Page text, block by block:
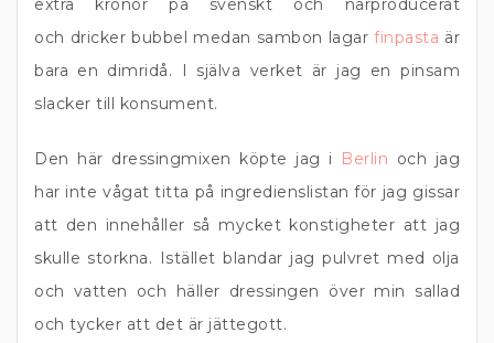
extra kronor på svenskt och närproducerat
och dricker bubbel medan sambon lagar finpasta är
bara en dimridå. I själva verket är jag en pinsam
slacker till konsument.
Den här dressingmixen köpte jag i Berlin och jag
har inte vågat titta på ingredienslistan för jag gissar
att den innehåller så mycket konstigheter att jag
skulle storkna. Istället blandar jag pulvret med olja
och vatten och häller dressingen över min sallad
och tycker att det är jättegott.